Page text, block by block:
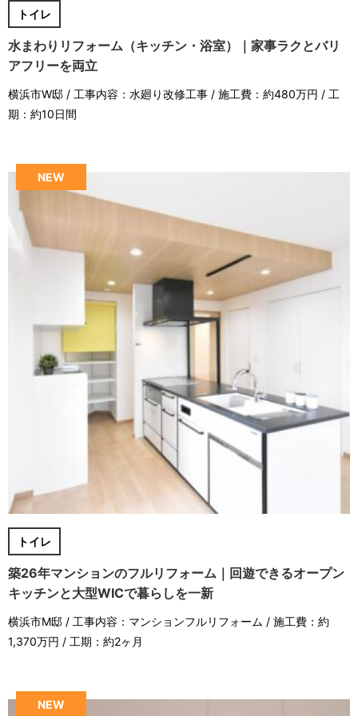
トイレ
水まわりリフォーム（キッチン・浴室）｜家事ラクとバリ
アフリーを両立
横浜市W邸 / 工事内容：水廻り改修工事 / 施工費：約480万円 / 工
期：約10日間
NEW
トイレ
築26年マンションのフルリフォーム｜回遊できるオープン
キッチンと大型WICで暮らしを一新
横浜市M邸 / 工事内容：マンションフルリフォーム / 施工費：約
1,370万円 / 工期：約2ヶ月
NEW